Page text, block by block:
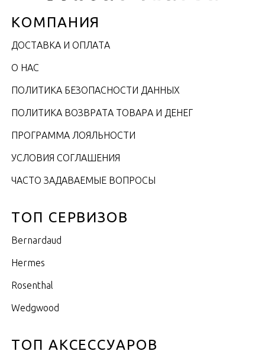
КОМПАНИЯ
ДОСТАВКА И ОПЛАТА
О НАС
ПОЛИТИКА БЕЗОПАСНОСТИ ДАННЫХ
ПОЛИТИКА ВОЗВРАТА ТОВАРА И ДЕНЕГ
ПРОГРАММА ЛОЯЛЬНОСТИ
УСЛОВИЯ СОГЛАШЕНИЯ
ЧАСТО ЗАДАВАЕМЫЕ ВОПРОСЫ
ТОП СЕРВИЗОВ
Bernardaud
Hermes
Rosenthal
Wedgwood
ТОП АКСЕССУАРОВ